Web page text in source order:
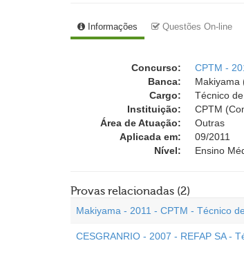
Informações Questões On-line
Concurso:
CPTM -
Banca:
Makiyama
Cargo:
Técnico
Instituição:
CPTM
Área de Atuação:
Outras
Aplicada em:
09/2011
Nível:
Ensino
Provas relacionadas (2)
Makiyama - 2011 - CPTM - Técnico
CESGRANRIO - 2007 - REFAP SA -